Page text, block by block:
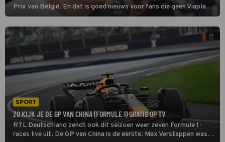
Prix van België. En dat is goed nieuws voor fans die geen Viaplay
en/of F1 TV-abonnement hebben.
SPORT
ZO KIJK JE DE GP VAN CHINA (FORMULE 1) GRATIS OP TV
RTL Deutschland zendt ook dit seizoen weer zeven Formule 1-
races live uit. De GP van China is de eerste. Max Verstappen was